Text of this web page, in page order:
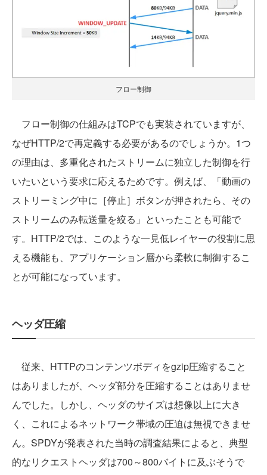
フロー制御
フロー制御の仕組みはTCPでも実装されていますが、
なぜHTTP/2で再定義する必要があるのでしょうか。1つ
の理由は、多重化されたストリームに独立した制御を行
いたいという要求に応えるためです。例えば、「動画の
ストリーミング中に［停止］ボタンが押されたら、その
ストリームのみ転送量を絞る」といったことも可能で
す。HTTP/2では、このような一見低レイヤーの役割に思
える機能も、アプリケーション層から柔軟に制御するこ
とが可能になっています。
ヘッダ圧縮
従来、HTTPのコンテンツボディをgzip圧縮すること
はありましたが、ヘッダ部分を圧縮することはありませ
んでした。しかし、ヘッダのサイズは想像以上に大き
く、これによるネットワーク帯域の圧迫は無視できませ
ん。SPDYが発表された当時の調査結果によると、典型
的なリクエストヘッダは700～800バイトに及ぶそうで